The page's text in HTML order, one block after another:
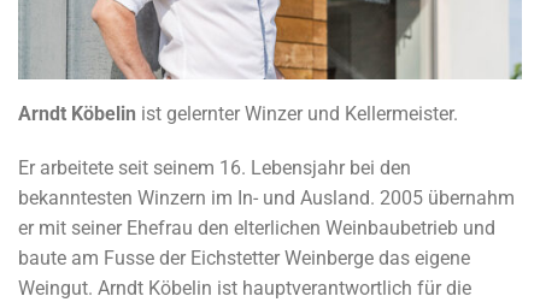
Arndt Köbelin ist gelernter Winzer und Kellermeister.
Er arbeitete seit seinem 16. Lebensjahr bei den
bekanntesten Winzern im In- und Ausland. 2005 übernahm
er mit seiner Ehefrau den elterlichen Weinbaubetrieb und
baute am Fusse der Eichstetter Weinberge das eigene
Weingut. Arndt Köbelin ist hauptverantwortlich für die